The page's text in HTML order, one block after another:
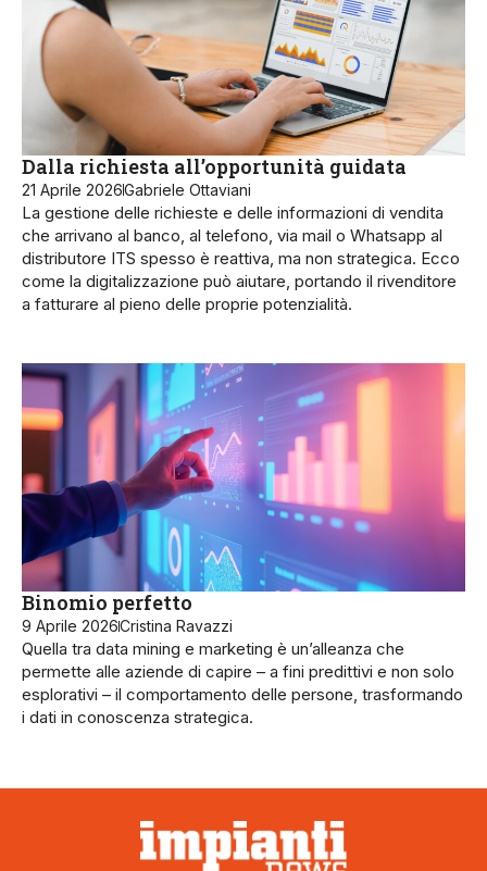
Dalla richiesta all’opportunità guidata
21 Aprile 2026Gabriele Ottaviani
La gestione delle richieste e delle informazioni di vendita
che arrivano al banco, al telefono, via mail o Whatsapp al
distributore ITS spesso è reattiva, ma non strategica. Ecco
come la digitalizzazione può aiutare, portando il rivenditore
a fatturare al pieno delle proprie potenzialità.
Binomio perfetto
9 Aprile 2026Cristina Ravazzi
Quella tra data mining e marketing è un’alleanza che
permette alle aziende di capire – a fini predittivi e non solo
esplorativi – il comportamento delle persone, trasformando
i dati in conoscenza strategica.